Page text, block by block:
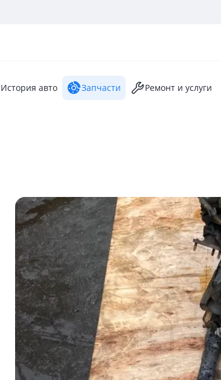
История авто Запчасти Ремонт и услуги